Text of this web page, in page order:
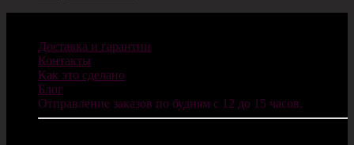
Доставка и гарантии
Контакты
Как это сделано
Блог
Отправление заказов по будням с 12 до 15 часов.